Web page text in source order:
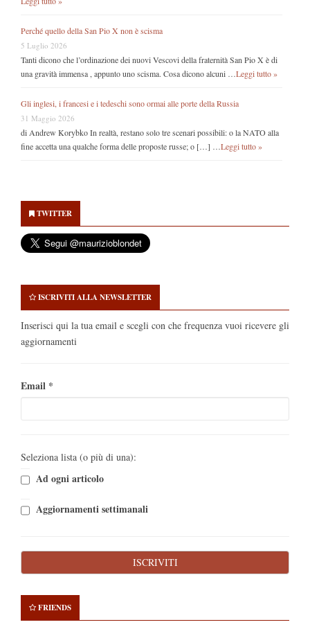
Perché quello della San Pio X non è scisma
5 Luglio 2026
Tanti dicono che l’ordinazione dei nuovi Vescovi della fraternità San Pio X è di
una gravità immensa , appunto uno scisma. Cosa dicono alcuni … Leggi tutto »
Gli inglesi, i francesi e i tedeschi sono ormai alle porte della Russia
31 Maggio 2026
di Andrew Korybko In realtà, restano solo tre scenari possibili: o la NATO alla
fine accetta una qualche forma delle proposte russe; o […] … Leggi tutto »
Sidebar
TWITTER
ISCRIVITI ALLA NEWSLETTER
Inserisci qui la tua email e scegli con che frequenza vuoi ricevere gli
aggiornamenti
Email *
Seleziona lista (o più di una):
Ad ogni articolo
Aggiornamenti settimanali
FRIENDS